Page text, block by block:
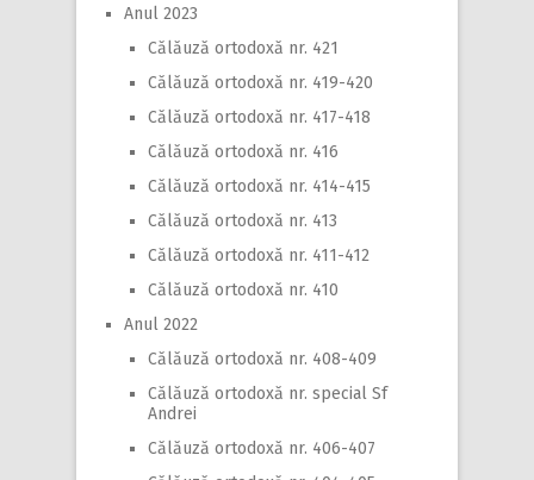
Anul 2023
Călăuză ortodoxă nr. 421
Călăuză ortodoxă nr. 419-420
Călăuză ortodoxă nr. 417-418
Călăuză ortodoxă nr. 416
Călăuză ortodoxă nr. 414-415
Călăuză ortodoxă nr. 413
Călăuză ortodoxă nr. 411-412
Călăuză ortodoxă nr. 410
Anul 2022
Călăuză ortodoxă nr. 408-409
Călăuză ortodoxă nr. special Sf
Andrei
Călăuză ortodoxă nr. 406-407